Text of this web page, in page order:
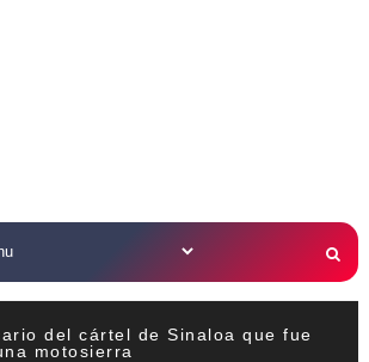
del cártel de Sinaloa que fue
motosierra